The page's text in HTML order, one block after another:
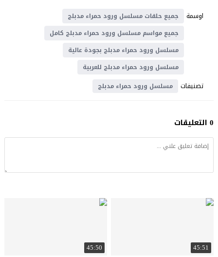
اوسمة
جميع حلقات مسلسل ورود حمراء مدبلج
جميع مواسم مسلسل ورود حمراء مدبلج كامل
مسلسل ورود حمراء مدبلج بجودة عالية
مسلسل ورود حمراء مدبلج للعربية
تصنيفات مسلسل ورود حمراء مدبلج
0 التعليقات
45:51
45:50